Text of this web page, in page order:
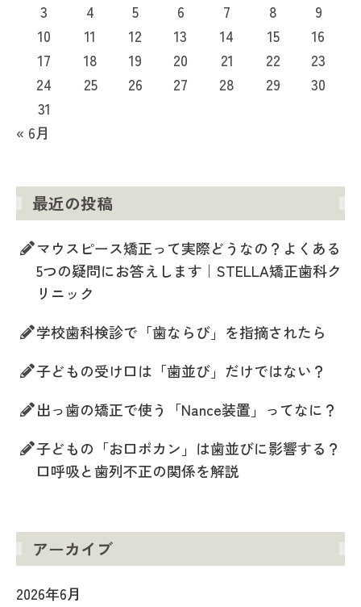
3
4 5 6 7 8
9
10
11 12 13 14 15
16
17
18 19 20 21 22
23
24
25 26 27 28 29
30
31
« 6月
最近の投稿
マウスピース矯正って実際どうなの？よくある
5つの疑問にお答えします｜STELLA矯正歯科ク
リニック
学校歯科検診で「歯ならび」を指摘されたら
子どもの受け口は「歯並び」だけではない？
出っ歯の矯正で使う「Nance装置」ってなに？
子どもの「お口ポカン」は歯並びに影響する？
口呼吸と歯列不正の関係を解説
アーカイブ
2026年6月